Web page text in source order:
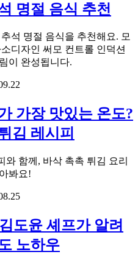
명절 음식 추천
석 명절 음식을 추천해요. 모
디자인 써모 컨트롤 인덕션
이 완성됩니다.
가장 맛있는 온도?
김 레시피
함께, 바삭 촉촉 튀김 요리
봐요!
도윤 셰프가 알려
노하우